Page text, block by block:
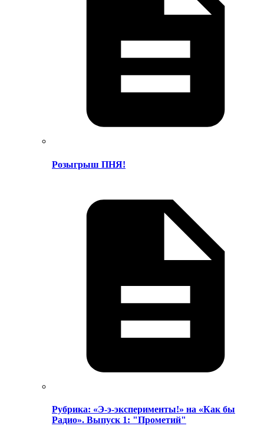
Розыгрыш ПНЯ!
Рубрика: «Э-э-эксперименты!» на «Как бы
Радио». Выпуск 1: "Прометий"